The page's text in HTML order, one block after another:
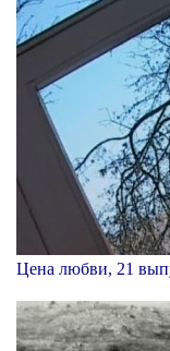
Цена любви, 21